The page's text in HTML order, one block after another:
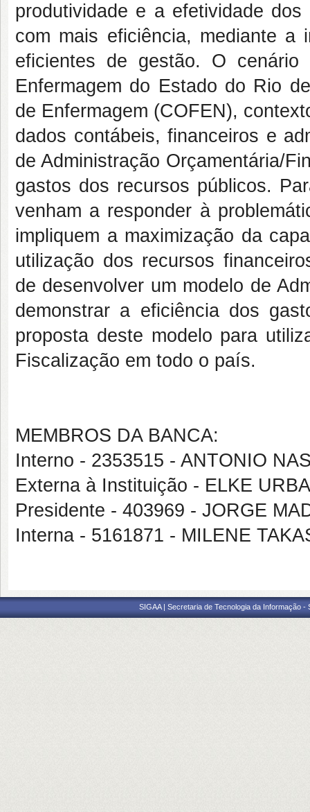
produtividade e a efetividade
com mais eficiência, mediante a
eficientes de gestão. O
Enfermagem do Estado do Rio
de Enfermagem (COFEN),
dados contábeis, financeiros e
de Administração Orçamentária/
gastos dos recursos públicos.
venham a responder à
impliquem a maximização da
utilização dos recursos
de desenvolver um modelo de
demonstrar a eficiência dos
proposta deste modelo para
Fiscalização em todo o país.
MEMBROS DA BANCA:
Interno - 2353515 - ANTONIO
Externa à Instituição - ELKE
Presidente - 403969 - JORGE
Interna - 5161871 - MILENE
SIGAA | Secretaria de Tecnologia da Informação